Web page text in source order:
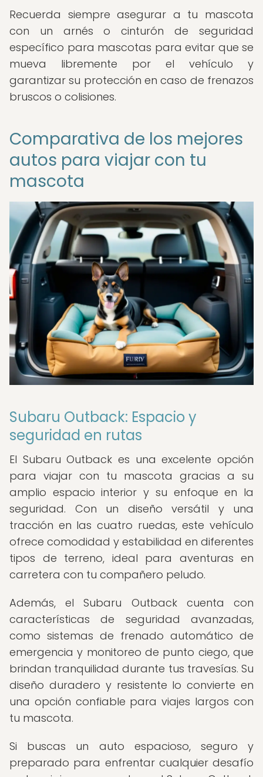
Recuerda siempre asegurar a tu mascota
con un arnés o cinturón de seguridad
específico para mascotas para evitar que se
mueva libremente por el vehículo y
garantizar su protección en caso de frenazos
bruscos o colisiones.
Comparativa de los mejores
autos para viajar con tu
mascota
Subaru Outback: Espacio y
seguridad en rutas
El Subaru Outback es una excelente opción
para viajar con tu mascota gracias a su
amplio espacio interior y su enfoque en la
seguridad. Con un diseño versátil y una
tracción en las cuatro ruedas, este vehículo
ofrece comodidad y estabilidad en diferentes
tipos de terreno, ideal para aventuras en
carretera con tu compañero peludo.
Además, el Subaru Outback cuenta con
características de seguridad avanzadas,
como sistemas de frenado automático de
emergencia y monitoreo de punto ciego, que
brindan tranquilidad durante tus travesías. Su
diseño duradero y resistente lo convierte en
una opción confiable para viajes largos con
tu mascota.
Si buscas un auto espacioso, seguro y
preparado para enfrentar cualquier desafío